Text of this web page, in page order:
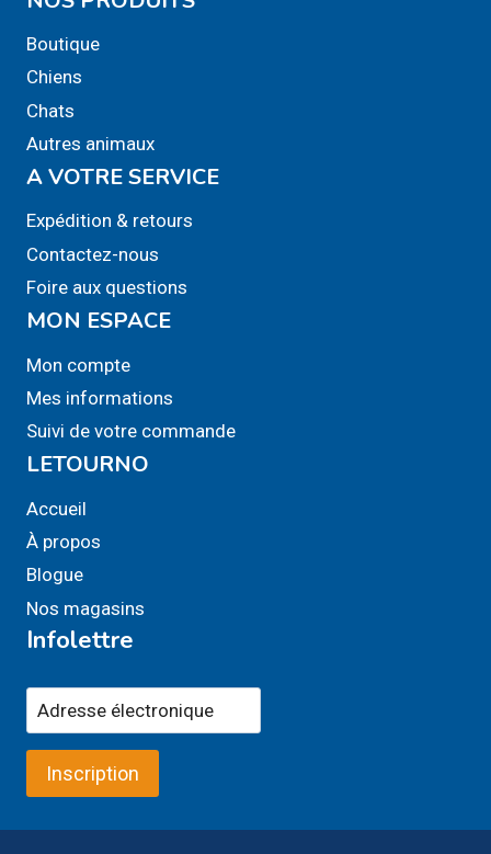
options
peuvent
être
choisies
page
du
produit
Boutique
Chiens
Chats
Autres animaux
A VOTRE SERVICE
Expédition & retours
Contactez-nous
Foire aux questions
MON ESPACE
Mon compte
Mes informations
Suivi de votre commande
LETOURNO
Accueil
À propos
Blogue
Nos magasins
Infolettre
Inscription